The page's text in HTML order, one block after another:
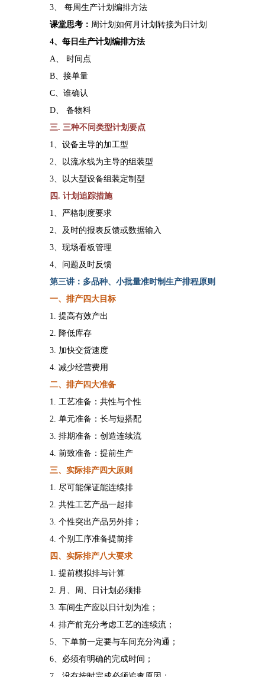
3、 每周生产计划编排方法
课堂思考： 周计划如何月计划转接为日计划
4、每日生产计划编排方法
A、 时间点
B、接单量
C、谁确认
D、 备物料
三. 三种不同类型计划要点
1、设备主导的加工型
2、以流水线为主导的组装型
3、以大型设备组装定制型
四. 计划追踪措施
1、严格制度要求
2、及时的报表反馈或数据输入
3、现场看板管理
4、问题及时反馈
第三讲：多品种、小批量准时制生产排程原则
一、排产四大目标
1. 提高有效产出
2. 降低库存
3. 加快交货速度
4. 减少经营费用
二、排产四大准备
1. 工艺准备：共性与个性
2. 单元准备：长与短搭配
3. 排期准备：创造连续流
4. 前致准备：提前生产
三、实际排产四大原则
1. 尽可能保证能连续排
2. 共性工艺产品一起排
3. 个性突出产品另外排；
4. 个别工序准备提前排
四、实际排产八大要求
1. 提前模拟排与计算
2. 月、周、日计划必须排
3. 车间生产应以日计划为准；
4. 排产前充分考虑工艺的连续流；
5、下单前一定要与车间充分沟通；
6、必须有明确的完成时间；